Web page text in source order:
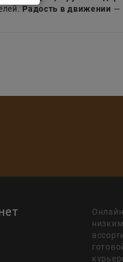
Радость в движении —